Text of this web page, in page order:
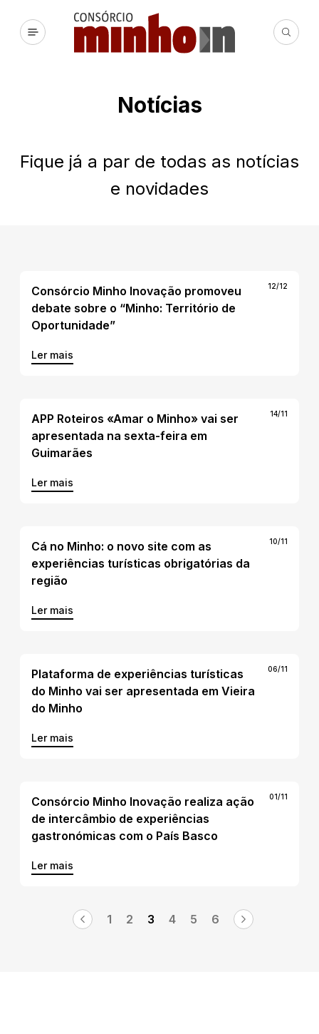
Notícias
Fique já a par de todas as notícias
e novidades
12/12
Consórcio Minho Inovação promoveu
debate sobre o “Minho: Território de
Oportunidade”
Ler mais
14/11
APP Roteiros «Amar o Minho» vai ser
apresentada na sexta-feira em
Guimarães
Ler mais
10/11
Cá no Minho: o novo site com as
experiências turísticas obrigatórias da
região
Ler mais
06/11
Plataforma de experiências turísticas
do Minho vai ser apresentada em Vieira
do Minho
Ler mais
01/11
Consórcio Minho Inovação realiza ação
de intercâmbio de experiências
gastronómicas com o País Basco
Ler mais
1 2 3 4 5 6